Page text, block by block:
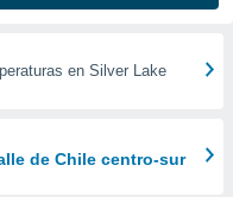
en Silver Lake
de Chile centro-sur